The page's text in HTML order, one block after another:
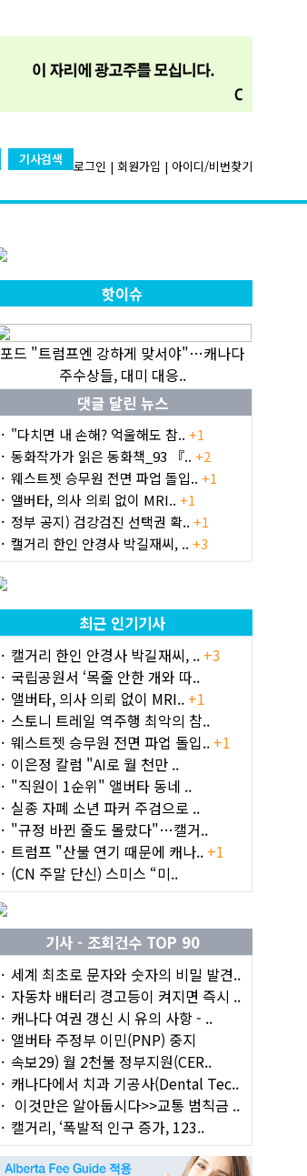
기사검색 로그인 | 회원가입 | 아이디/비번찾기
핫이슈
포드 "트럼프엔 강하게 맞서야"…캐나다
주수상들, 대미 대응..
댓글 달린 뉴스
"다치면 내 손해? 억울해도 참.. +1
동화작가가 읽은 동화책_93 『.. +2
웨스트젯 승무원 전면 파업 돌입.. +1
앨버타, 의사 의뢰 없이 MRI.. +1
정부 공지) 검강검진 선택권 확.. +1
캘거리 한인 안경사 박길재씨, .. +3
최근 인기기사
캘거리 한인 안경사 박길재씨, .. +3
국립공원서 ‘목줄 안한 개와 따..
앨버타, 의사 의뢰 없이 MRI.. +1
스토니 트레일 역주행 최악의 참..
웨스트젯 승무원 전면 파업 돌입.. +1
이은정 칼럼 "AI로 월 천만 ..
"직원이 1순위" 앨버타 동네 ..
실종 자폐 소년 파커 주검으로 ..
"규정 바뀐 줄도 몰랐다"…캘거..
트럼프 "산불 연기 때문에 캐나.. +1
(CN 주말 단신) 스미스 “미..
기사 - 조회건수 TOP 90
세계 최초로 문자와 숫자의 비밀 발견..
자동차 배터리 경고등이 켜지면 즉시 ..
캐나다 여권 갱신 시 유의 사항 - ..
앨버타 주정부 이민(PNP) 중지
속보29) 월 2천불 정부지원(CER..
캐나다에서 치과 기공사(Dental Tec..
이것만은 알아둡시다>>교통 범칙금 ..
캘거리, ‘폭발적 인구 증가, 123..